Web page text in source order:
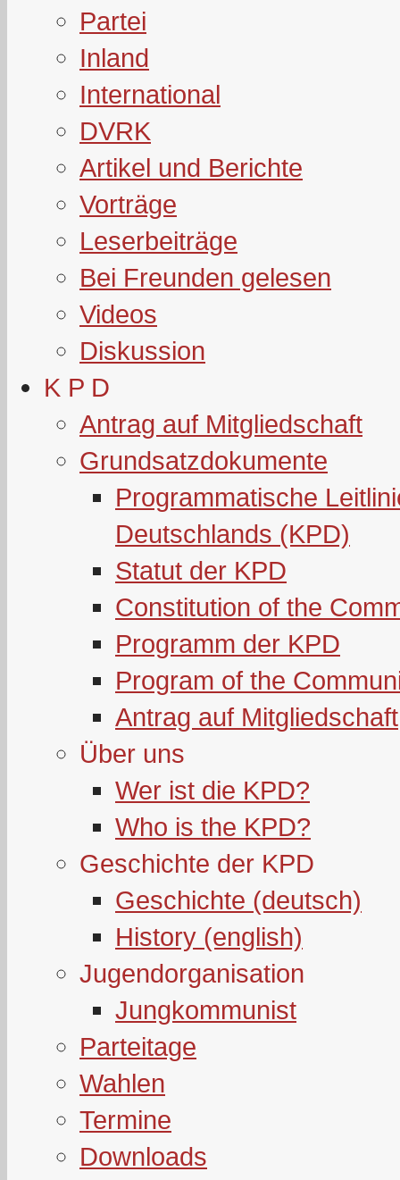
Partei
Inland
International
DVRK
Artikel und Berichte
Vorträge
Leserbeiträge
Bei Freunden gelesen
Videos
Diskussion
K P D
Antrag auf Mitgliedschaft
Grundsatzdokumente
Programmatische
Deutschlands (KPD)
Statut der KPD
Constitution of the
Programm der KPD
Program of the
Antrag auf Mitgliedschaft
Über uns
Wer ist die KPD?
Who is the KPD?
Geschichte der KPD
Geschichte (deutsch)
History (english)
Jugendorganisation
Jungkommunist
Parteitage
Wahlen
Termine
Downloads